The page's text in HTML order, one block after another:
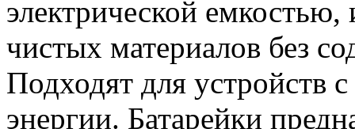
электрической емкостью,
чистых материалов без
Подходят для устройств
энергии. Батарейки